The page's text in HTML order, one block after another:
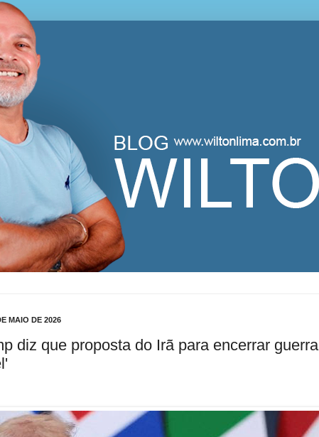
Wilton Lima
MAIO DE 2026
diz que proposta do Irã para encerrar guerra